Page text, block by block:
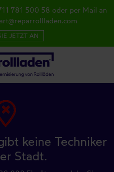
keine Techniker
Stadt.
781 500 58 oder per Mail an
JETZT AN